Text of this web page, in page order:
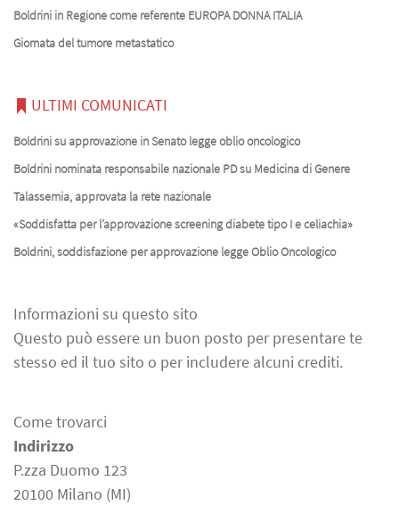
Boldrini in Regione come referente EUROPA DONNA ITALIA
Giornata del tumore metastatico
ULTIMI COMUNICATI
Boldrini su approvazione in Senato legge oblio oncologico
Boldrini nominata responsabile nazionale PD su Medicina di Genere
Talassemia, approvata la rete nazionale
«Soddisfatta per l’approvazione screening diabete tipo I e celiachia»
Boldrini, soddisfazione per approvazione legge Oblio Oncologico
Informazioni su questo sito
Questo può essere un buon posto per presentare te
stesso ed il tuo sito o per includere alcuni crediti.
Come trovarci
Indirizzo
P.zza Duomo 123
20100 Milano (MI)